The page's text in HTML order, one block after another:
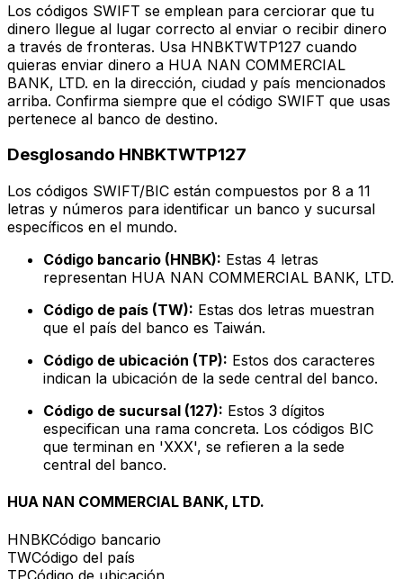
Los códigos SWIFT se emplean para cerciorar que tu
dinero llegue al lugar correcto al enviar o recibir dinero
a través de fronteras. Usa HNBKTWTP127 cuando
quieras enviar dinero a HUA NAN COMMERCIAL
BANK, LTD. en la dirección, ciudad y país mencionados
arriba. Confirma siempre que el código SWIFT que usas
pertenece al banco de destino.
Desglosando HNBKTWTP127
Los códigos SWIFT/BIC están compuestos por 8 a 11
letras y números para identificar un banco y sucursal
específicos en el mundo.
Código bancario (HNBK): Estas 4 letras
representan HUA NAN COMMERCIAL BANK, LTD.
Código de país (TW): Estas dos letras muestran
que el país del banco es Taiwán.
Código de ubicación (TP): Estos dos caracteres
indican la ubicación de la sede central del banco.
Código de sucursal (127): Estos 3 dígitos
especifican una rama concreta. Los códigos BIC
que terminan en 'XXX', se refieren a la sede
central del banco.
HUA NAN COMMERCIAL BANK, LTD.
HNBKCódigo bancario
TWCódigo del país
TPCódigo de ubicación